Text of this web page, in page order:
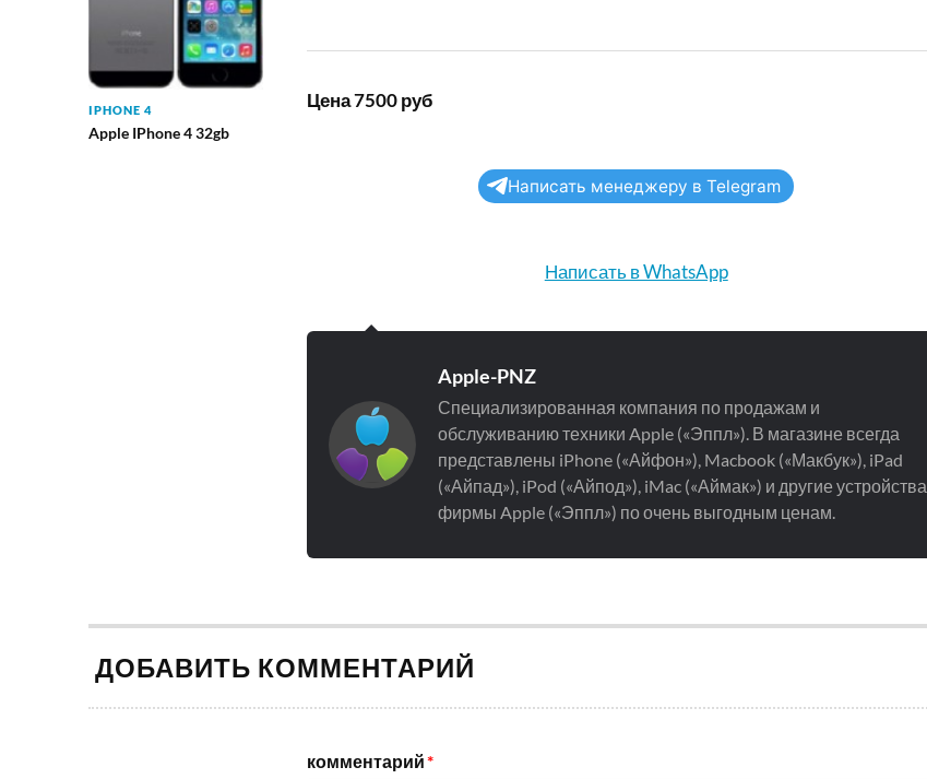
IPHONE 4
Apple IPhone 4 32gb
Цена 7500 руб
Написать менеджеру в Telegram
Написать в WhatsApp
Apple-PNZ
Специализированная компания по продажам и
обслуживанию техники Apple («Эппл»). В магазине всегда
представлены iPhone («Айфон»), Macbook («Макбук»), iPad
(«Айпад»), iPod («Айпод»), iMac («Аймак») и другие устройства
фирмы Apple («Эппл») по очень выгодным ценам.
ДОБАВИТЬ КОММЕНТАРИЙ
комментарий*